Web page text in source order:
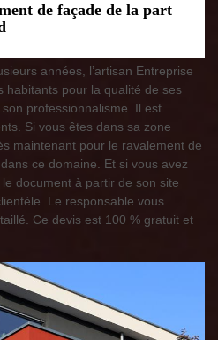
de façade de la part
années, l’artisan Entreprise
habitants pour la qualité de ses
professionnalisme. Il est
Si vous êtes dans sa zone
maintenant pour le ravalement de
ce domaine. Et si vous avez
document à partir de son site
Le responsable vous
Ce devis est 100 % gratuit et